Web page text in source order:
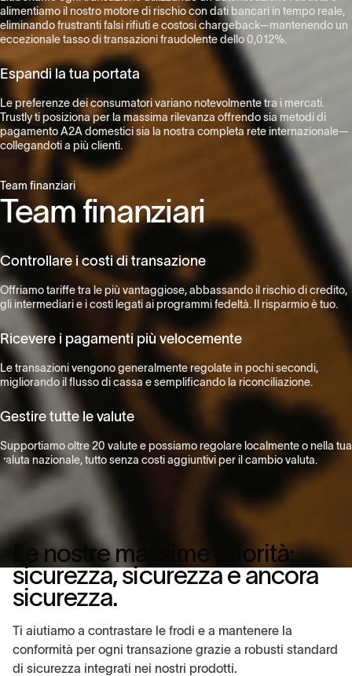
alimentiamo il nostro motore di rischio con dati bancari in tempo reale,
eliminando frustranti falsi rifiuti e costosi chargeback—mantenendo un
eccezionale tasso di transazioni fraudolente dello 0,012%.
Espandi la tua portata
Le preferenze dei consumatori variano notevolmente tra i mercati.
Trustly ti posiziona per la massima rilevanza offrendo sia metodi di
pagamento A2A domestici sia la nostra completa rete internazionale—
collegandoti a più clienti.
Team finanziari
Team finanziari
Controllare i costi di transazione
Offriamo tariffe tra le più vantaggiose, abbassando il rischio di credito,
gli intermediari e i costi legati ai programmi fedeltà. Il risparmio è tuo.
Ricevere i pagamenti più velocemente
Le transazioni vengono generalmente regolate in pochi secondi,
migliorando il flusso di cassa e semplificando la riconciliazione.
Gestire tutte le valute
Supportiamo oltre 20 valute e possiamo regolare localmente o nella tua
valuta nazionale, tutto senza costi aggiuntivi per il cambio valuta.
Le nostre massime priorità:
sicurezza, sicurezza e ancora
sicurezza.
Ti aiutiamo a contrastare le frodi e a mantenere la
conformità per ogni transazione grazie a robusti standard
di sicurezza integrati nei nostri prodotti.